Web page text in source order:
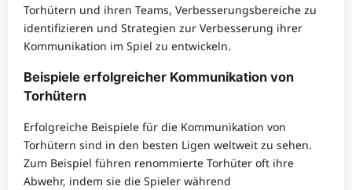
Torhütern und ihren Teams, Verbesserungsbereiche zu
identifizieren und Strategien zur Verbesserung ihrer
Kommunikation im Spiel zu entwickeln.
Beispiele erfolgreicher Kommunikation von
Torhütern
Erfolgreiche Beispiele für die Kommunikation von
Torhütern sind in den besten Ligen weltweit zu sehen.
Zum Beispiel führen renommierte Torhüter oft ihre
Abwehr, indem sie die Spieler während